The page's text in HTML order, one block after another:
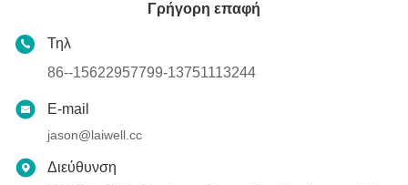
Γρήγορη επαφή
Τηλ
86--15622957799-13751113244
E-mail
jason@laiwell.cc
Διεύθυνση